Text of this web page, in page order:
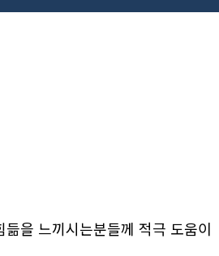
을 느끼시는분들께 적극 도움이